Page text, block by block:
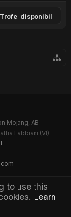
to use this
Learn
disponibili
Mojang, AB
Fabbiani (VI)